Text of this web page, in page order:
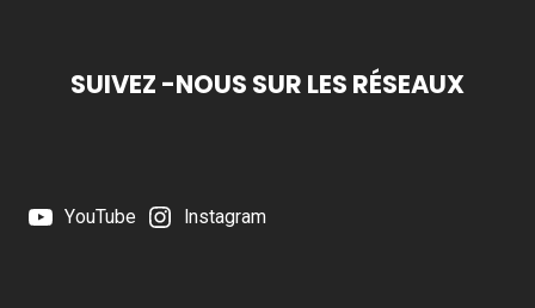
SUIVEZ -NOUS SUR LES RÉSEAUX
YouTube Instagram